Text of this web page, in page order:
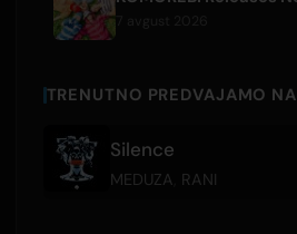
TRENUTNO PREDVAJAMO NA
Silence
MEDUZA RANI